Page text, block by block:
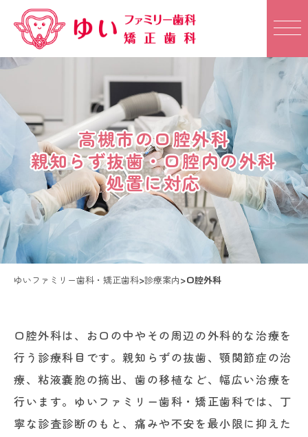
高槻市の口腔外科
親知らず抜歯・口腔内の外科
処置に対応
高槻市の口腔外科
親知らず抜歯・口腔内の外科
処置に対応
ゆいファミリー歯科・矯正歯科>診療案内>口腔外科
口腔外科は、お口の中やその周辺の外科的な治療を
行う診療科目です。親知らずの抜歯、顎関節症の治
療、粘液嚢胞の摘出、歯の移植など、幅広い治療を
行います。ゆいファミリー歯科・矯正歯科では、丁
寧な診査診断のもと、痛みや不安を最小限に抑えた